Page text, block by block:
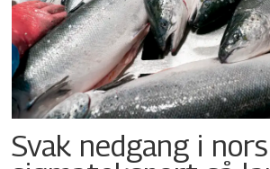
Svak nedgang i